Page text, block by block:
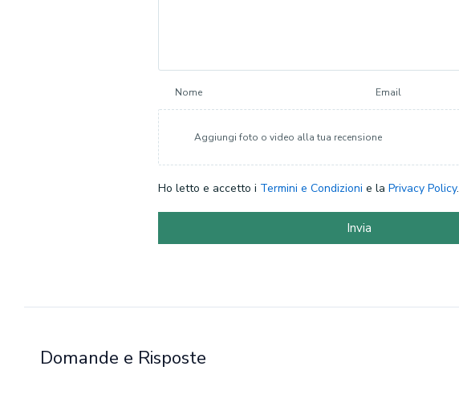
Nome Email
Aggiungi foto o video alla tua recensione
Ho letto e accetto i Termini e Condizioni e laPrivacy Policy.
Invia
Domande e Risposte